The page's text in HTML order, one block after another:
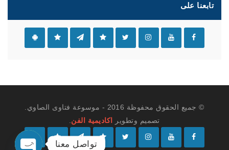
تابعنا على
© جميع الحقوق محفوظة 2016 - موسوعة فتاوى الصاوي.
تصميم وتطوير
اكاديمية الفن
تواصل معنا